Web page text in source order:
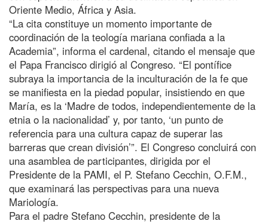
Oriente Medio, África y Asia.
“La cita constituye un momento importante de
coordinación de la teología mariana confiada a la
Academia”, informa el cardenal, citando el mensaje que
el Papa Francisco dirigió al Congreso. “El pontífice
subraya la importancia de la inculturación de la fe que
se manifiesta en la piedad popular, insistiendo en que
María, es la ‘Madre de todos, independientemente de la
etnia o la nacionalidad’ y, por tanto, ‘un punto de
referencia para una cultura capaz de superar las
barreras que crean división’”. El Congreso concluirá con
una asamblea de participantes, dirigida por el
Presidente de la PAMI, el P. Stefano Cecchin, O.F.M.,
que examinará las perspectivas para una nueva
Mariología.
Para el padre Stefano Cecchin, presidente de la